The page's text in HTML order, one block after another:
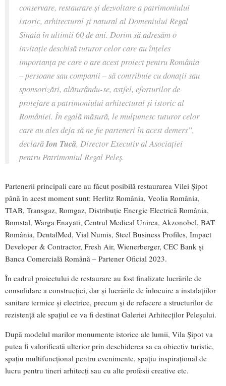
conservare, restaurare și dezvoltare a patrimoniului
istoric, arhitectural și natural al Domeniului Regal
Sinaia în ultimii 60 de ani. Dorim să adresăm o
invitație deschisă tuturor celor care au înțeles
importanța pe care o are acest proiect pentru România
– persoane sau companii – să contribuie cu donații sau
sponsorizări, alăturându-se, astfel, eforturilor de
protejare a patrimoniului arhitectural și istoric al
României. În egală măsură, le mulțumesc tuturor celor
care au ales deja să ne fie parteneri în acest demers”,
declarăIon Tucă, Director Executiv al Asociației
pentru Patrimoniul Regal Peleș.
Partenerii principali care au făcut posibilă restaurarea Vilei Șipot
până în acest moment sunt: Herlitz România, Veolia România,
TIAB, Transgaz, Romgaz, Distribuție Energie Electrică România,
Romstal, Warga Enayati, Centrul Medical Unirea, Akzonobel, BAT
România, DentalMed, Vial Numis, Steel Business Profiles, Impact
Developer & Contractor, Fresh Air, Wienerberger, CEC Bank și
Banca Comercială Română – Partener Oficial 2023.
În cadrul proiectului de restaurare au fost finalizate lucrările de
consolidare a construcției, dar și lucrările de înlocuire a instalațiilor
sanitare termice și electrice, precum și de refacere a structurilor de
rezistență ale spațiul ce va fi destinat Galeriei Arhitecților Peleșului.
După modelul marilor monumente istorice ale lumii, Vila Șipot va
putea fi valorificată ulterior prin deschiderea sa ca obiectiv turistic,
spațiu multifuncțional pentru evenimente, spațiu inspirațional de
lucru pentru tineri arhitecți sau cu alte profesii creative etc.